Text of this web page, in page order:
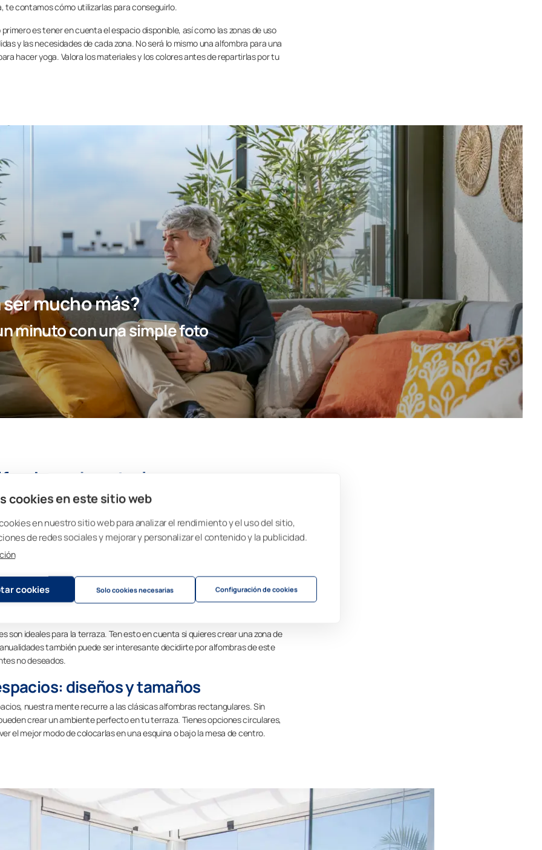
cookies en este sitio web
en nuestro sitio web para analizar el rendimiento y el uso del sitio,
de redes sociales y mejorar y personalizar el contenido y la publicidad.
cookies Solo cookies necesarias Configuración de cookies
te contamos cómo utilizarlas para conseguirlo.
es tener en cuenta el espacio disponible, así como las zonas de uso
y las necesidades de cada zona. No será lo mismo una alfombra para una
hacer yoga. Valora los materiales y los colores antes de repartirlas por tu
mucho más?
minuto con una simple foto
de exterior
a la humedad y el sol, pero también las que son fáciles de limpiar.
tener en cuenta ciertos detalles interesantes.
limpiar
limpiar que las tejidas a mano o las recicladas. Aunque las actividades que
siempre es buena idea buscar opciones que se mantengan limpias más
son ideales para la terraza. Ten esto en cuenta si quieres crear una zona de
también puede ser interesante decidirte por alfombras de este
no deseados.
diseños y tamaños
nuestra mente recurre a las clásicas alfombras rectangulares. Sin
crear un ambiente perfecto en tu terraza. Tienes opciones circulares,
el mejor modo de colocarlas en una esquina o bajo la mesa de centro.